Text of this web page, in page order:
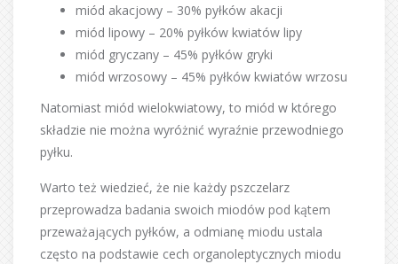
miód akacjowy – 30% pyłków akacji
miód lipowy – 20% pyłków kwiatów lipy
miód gryczany – 45% pyłków gryki
miód wrzosowy – 45% pyłków kwiatów wrzosu
Natomiast miód wielokwiatowy, to miód w którego
składzie nie można wyróżnić wyraźnie przewodniego
pyłku.
Warto też wiedzieć, że nie każdy pszczelarz
przeprowadza badania swoich miodów pod kątem
przeważających pyłków, a odmianę miodu ustala
często na podstawie cech organoleptycznych miodu